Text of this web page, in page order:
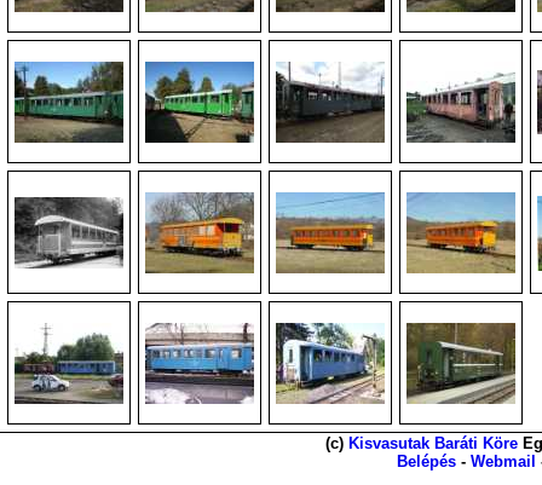
(c) Kisvasutak Baráti Köre
Belépés - Webmail